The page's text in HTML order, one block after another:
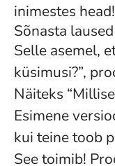
inimestes head!
Sõnasta
Selle asemel,
küsimusi?”,
Näiteks
Esimene
kui teine toob
See toimib!